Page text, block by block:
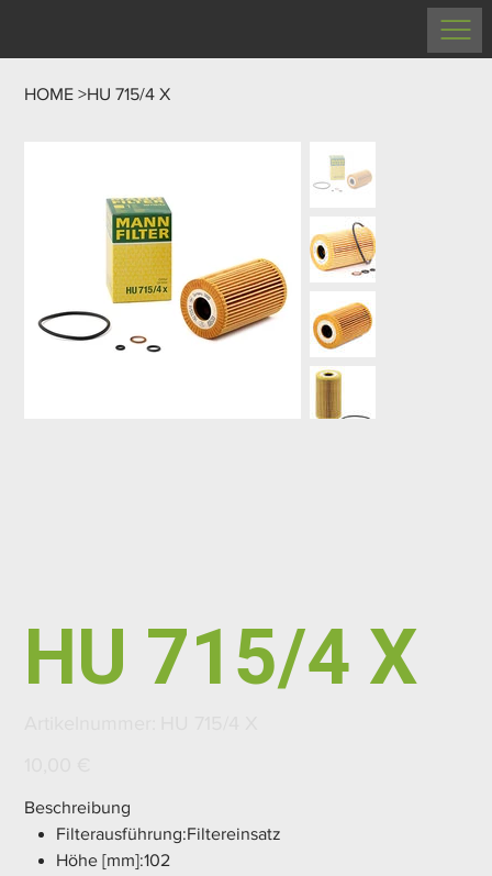
HOME >HU 715/4 X
HU 715/4 X
Beschreibung
Filterausführung:Filtereinsatz
Höhe [mm]:102